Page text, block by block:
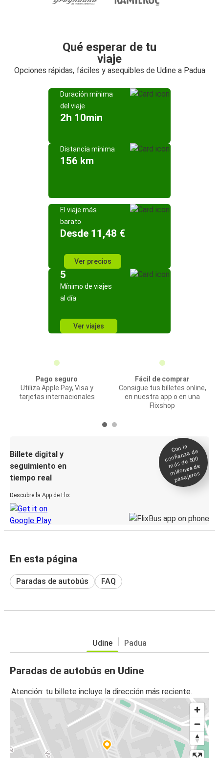
Qué esperar de tu
viaje
Opciones rápidas, fáciles y asequibles de Udine a Padua
Duración mínima
del viaje
2h 10min
Distancia mínima
156 km
El viaje más
barato
Desde 11,48 €
Ver precios
5
Mínimo de viajes
al día
Ver viajes
Pago seguro
Utiliza Apple Pay, Visa y
tarjetas internacionales
Fácil de comprar
Consigue tus billetes online,
en nuestra app o en una
Flixshop
Billete digital y
seguimiento en
tiempo real
Descubre la App de Flix
Con la
confianza de
más de 500
millones de
pasajeros
En esta página
Paradas de autobús FAQ
Udine Padua
Paradas de autobús en Udine
Atención: tu billete incluye la dirección más reciente.